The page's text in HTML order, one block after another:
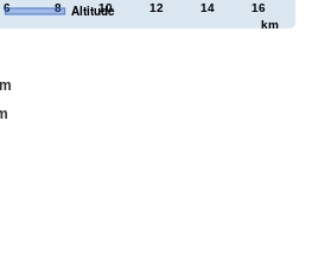
6 8 10 12 14 16
km
Altitude